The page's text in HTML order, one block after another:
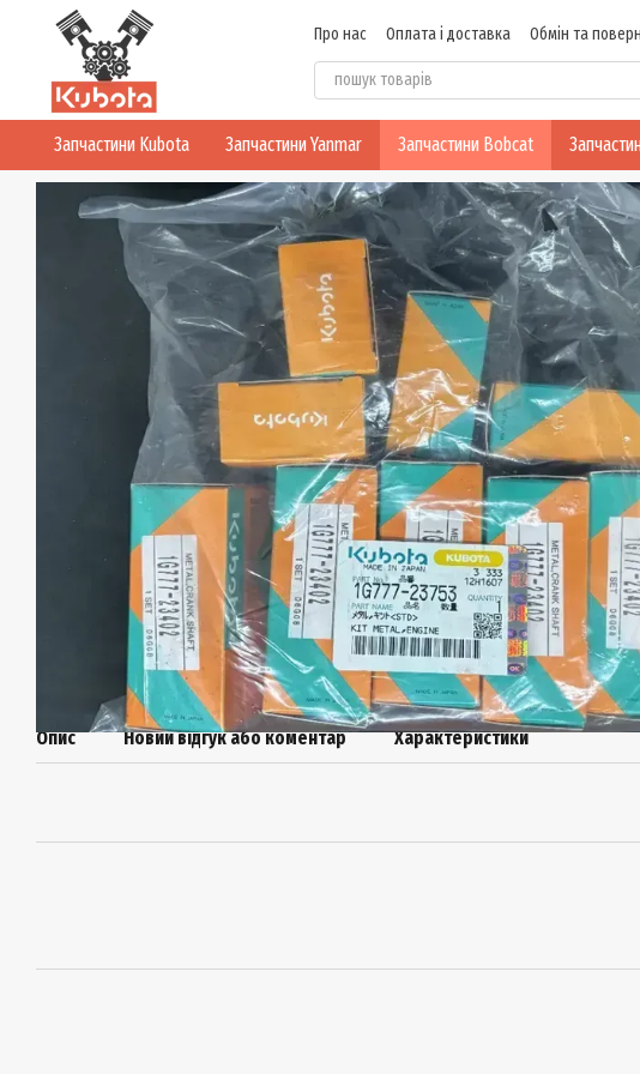
Перейти до основного контенту
Про нас Оплата і доставка Обмін та
Блог
Політика конфіденційності
Запчастини Kubota Запчастини Yanmar Запчастини Bobcat
Опис Новий відгук або коментар Характеристики